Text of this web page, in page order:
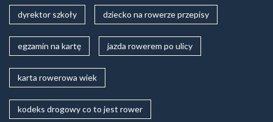
dyrektor szkoły dziecko na rowerze przepisy
egzamin na kartę jazda rowerem po ulicy
karta rowerowa wiek
kodeks drogowy co to jest rower